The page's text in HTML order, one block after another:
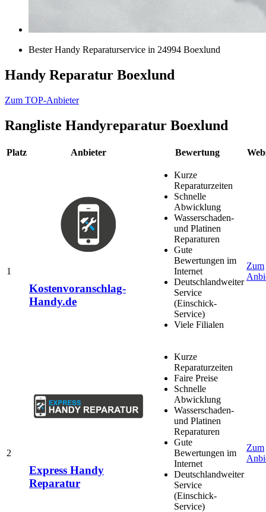
Bester Handy Reparaturservice in 24994 Boexlund
Handy Reparatur Boexlund
Zum TOP-Anbieter
Rangliste Handyreparatur Boexlund
Platz Anbieter Bewertung
1
Kostenvoranschlag-
Handy.de
Kurze
Reparaturzeiten
Schnelle
Abwicklung
Wasserschaden-
und Platinen
Reparaturen
Gute
Bewertungen im
Internet
Deutschlandweiter
Service
(Einschick-
Service)
Viele Filialen
Zum
2
Express Handy
Reparatur
Kurze
Reparaturzeiten
Faire Preise
Schnelle
Abwicklung
Wasserschaden-
und Platinen
Reparaturen
Gute
Bewertungen im
Internet
Deutschlandweiter
Service
(Einschick-
Service)
Zum